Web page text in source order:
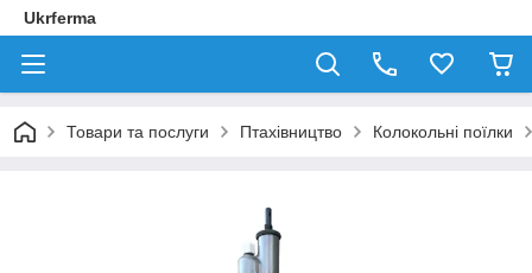
Ukrferma
Товари та послуги Птахівництво Колокольні поїлки